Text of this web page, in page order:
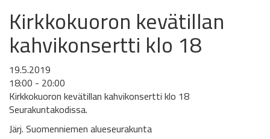
Kirkkokuoron kevätillan
kahvikonsertti klo 18
19.5.2019
18:00 - 20:00
Kirkkokuoron kevätillan kahvikonsertti klo 18
Seurakuntakodissa.
Järj. Suomenniemen alueseurakunta